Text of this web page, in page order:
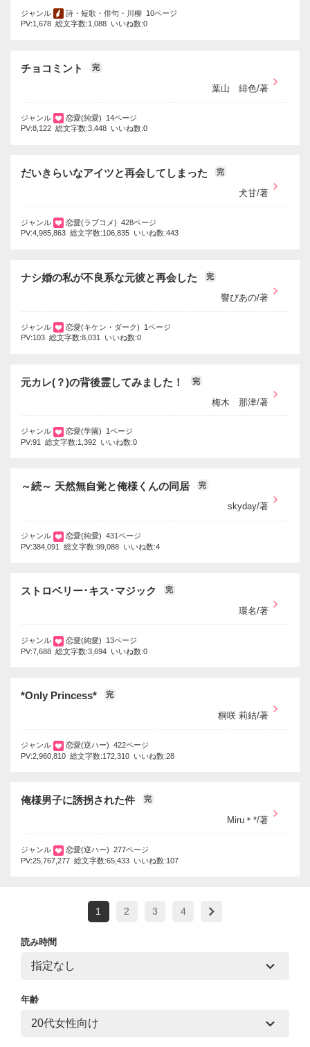
ジャンル
詩・短歌・俳句・川柳 10ページ
PV:1,678 総文字数:1,088 いいね数:0
チョコミント 完
葉山 緋色/著
ジャンル
恋愛(純愛) 14ページ
PV:8,122 総文字数:3,448 いいね数:0
だいきらいなアイツと再会してしまった 完
犬甘/著
ジャンル
恋愛(ラブコメ) 428ページ
PV:4,985,863 総文字数:106,835 いいね数:443
ナシ婚の私が不良系な元彼と再会した 完
響ぴあの/著
ジャンル
恋愛(キケン・ダーク) 1ページ
PV:103 総文字数:8,031 いいね数:0
元カレ(？)の背後霊してみました！ 完
梅木 那津/著
ジャンル
恋愛(学園) 1ページ
PV:91 総文字数:1,392 いいね数:0
～続～ 天然無自覚と俺様くんの同居 完
skyday/著
ジャンル
恋愛(純愛) 431ページ
PV:384,091 総文字数:99,088 いいね数:4
ストロベリー･キス･マジック 完
環名/著
ジャンル
恋愛(純愛) 13ページ
PV:7,688 総文字数:3,694 いいね数:0
*Only Princess* 完
桐咲 莉結/著
ジャンル
恋愛(逆ハー) 422ページ
PV:2,960,810 総文字数:172,310 いいね数:28
俺様男子に誘拐された件 完
Miru＊*/著
ジャンル
恋愛(逆ハー) 277ページ
PV:25,767,277 総文字数:65,433 いいね数:107
1 2 3 4
読み時間
年齢